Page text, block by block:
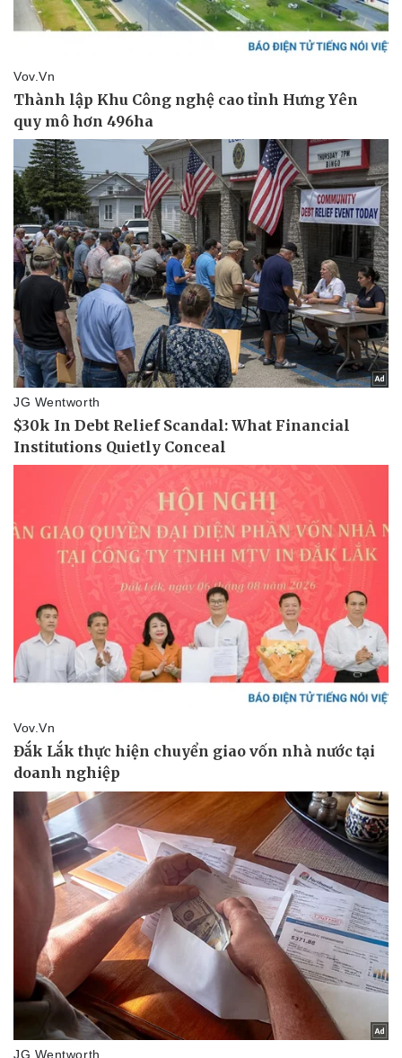
Thể thao
Bóng đá
eSports
Hậu trường
Ô tô - Xe máy
Ô tô
Xe máy